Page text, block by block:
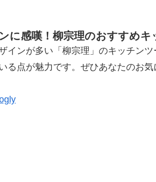
に感嘆！柳宗理のおすすめキ
インが多い「柳宗理」のキッチン
る点が魅力です。ぜひあなたのお気